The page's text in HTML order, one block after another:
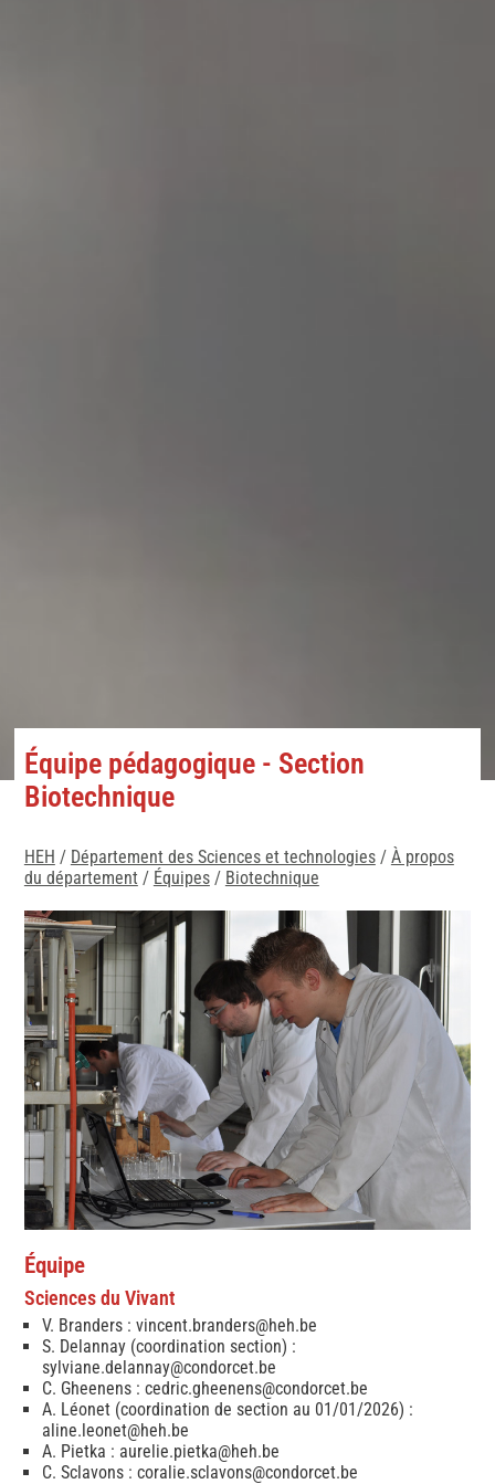
Équipe pédagogique - Section
Biotechnique
HEH / Département des Sciences et technologies/ À propos
du département / Équipes/ Biotechnique
Équipe
Sciences du Vivant
V. Branders : vincent.branders@heh.be
S. Delannay (coordination section) :
sylviane.delannay@condorcet.be
C. Gheenens : cedric.gheenens@condorcet.be
A. Léonet (coordination de section au 01/01/2026) :
aline.leonet@heh.be
A. Pietka : aurelie.pietka@heh.be
C. Sclavons : coralie.sclavons@condorcet.be